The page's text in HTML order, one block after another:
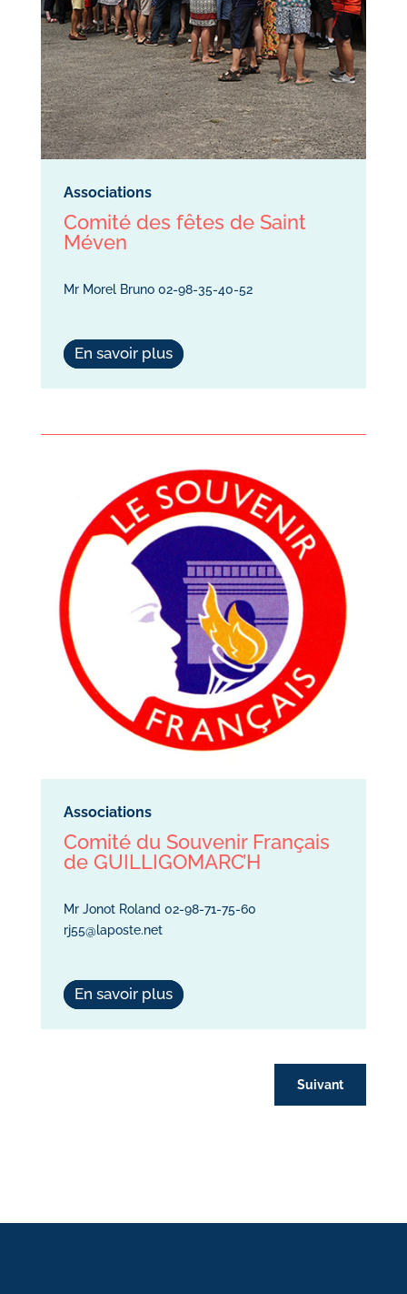
Associations
Comité des fêtes de Saint
Méven
Mr Morel Bruno 02-98-35-40-52
En savoir plus
Associations
Comité du Souvenir Français
de GUILLIGOMARC’H
Mr Jonot Roland 02-98-71-75-60
rj55@laposte.net
En savoir plus
Suivant